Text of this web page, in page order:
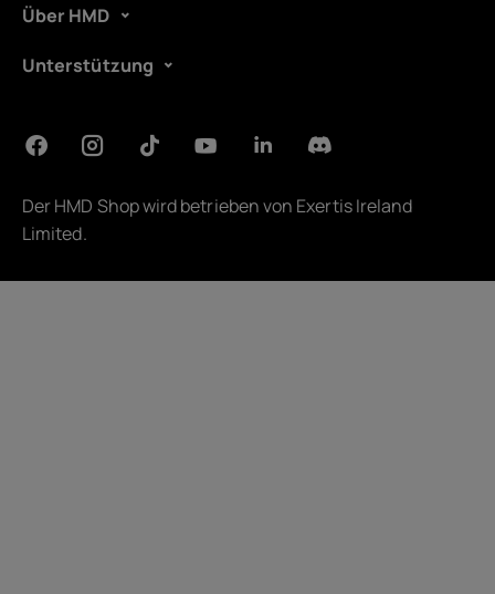
Über HMD
Unterstützung
Der HMD Shop wird betrieben von Exertis Ireland
Limited.